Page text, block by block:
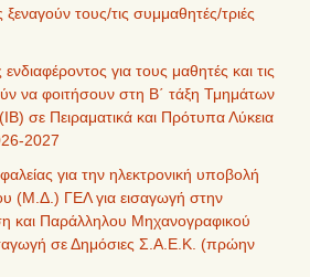
τους/τις συμμαθητές/τριές
για τους μαθητές και τις
να φοιτήσουν στη Β΄ τάξη Τμημάτων
σε Πειραματικά και Πρότυπα Λύκεια
2027
για την ηλεκτρονική υποβολή
(Μ.Δ.) ΓΕΛ για εισαγωγή στην
και Παράλληλου Μηχανογραφικού
σε Δημόσιες Σ.Α.Ε.Κ. (πρώην